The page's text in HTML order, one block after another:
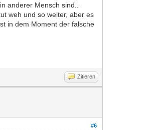
anderer Mensch sind..
weh und so weiter, aber es
in dem Moment der falsche
Zitieren
#6